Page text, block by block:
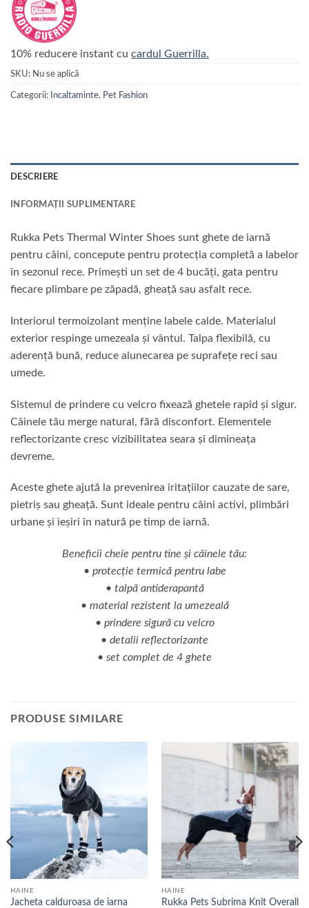
10% reducere instant cu cardul Guerrilla.
SKU: Nu se aplică
Categorii: Incaltaminte, Pet Fashion
DESCRIERE
INFORMAȚII SUPLIMENTARE
Rukka Pets Thermal Winter Shoes sunt ghete de iarnă
pentru câini, concepute pentru protecția completă a labelor
în sezonul rece. Primești un set de 4 bucăți, gata pentru
fiecare plimbare pe zăpadă, gheață sau asfalt rece.
Interiorul termoizolant menține labele calde. Materialul
exterior respinge umezeala și vântul. Talpa flexibilă, cu
aderență bună, reduce alunecarea pe suprafețe reci sau
umede.
Sistemul de prindere cu velcro fixează ghetele rapid și sigur.
Câinele tău merge natural, fără disconfort. Elementele
reflectorizante cresc vizibilitatea seara și dimineața
devreme.
Aceste ghete ajută la prevenirea iritațiilor cauzate de sare,
pietriș sau gheață. Sunt ideale pentru câini activi, plimbări
urbane și ieșiri în natură pe timp de iarnă.
Beneficii cheie pentru tine și câinele tău:
• protecție termică pentru labe
• talpă antiderapantă
• material rezistent la umezeală
• prindere sigură cu velcro
• detalii reflectorizante
• set complet de 4 ghete
PRODUSE SIMILARE
HAINE
Jacheta calduroasa de iarna
HAINE
Rukka Pets Subrima Knit Overall